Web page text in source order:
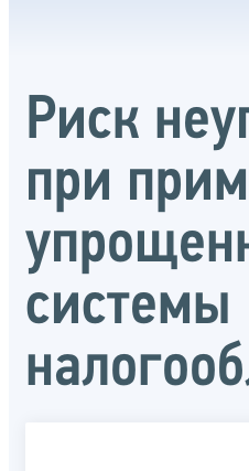
Риск
при
системы